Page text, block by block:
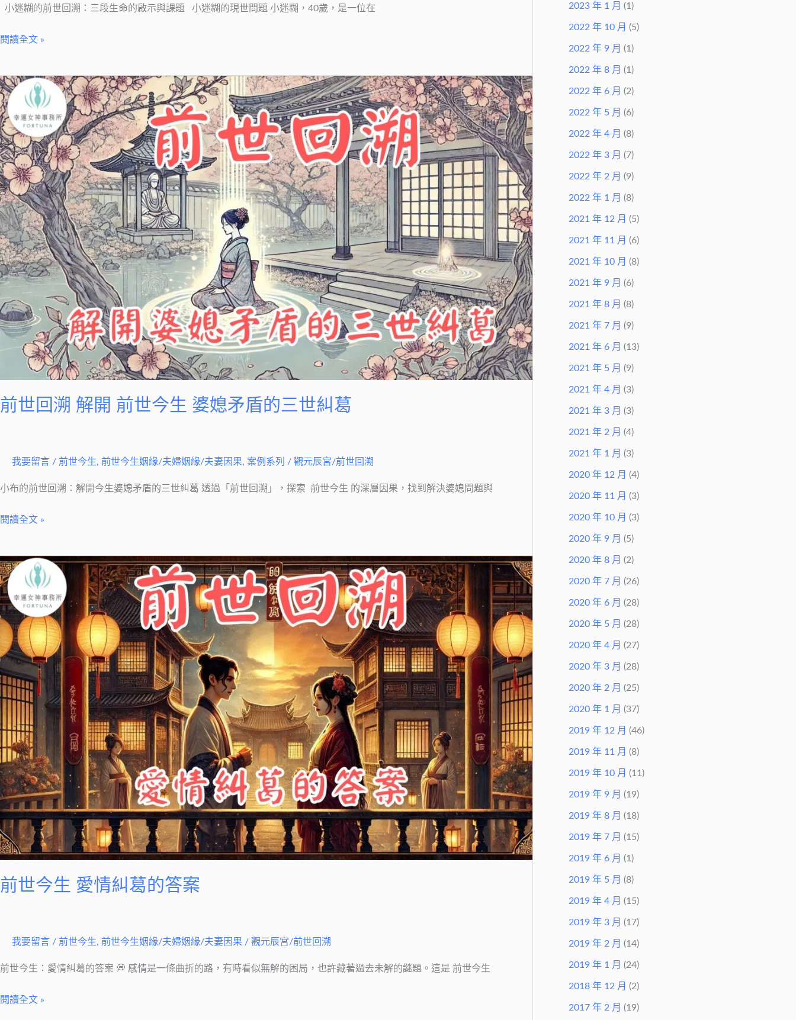
小迷糊的前世回溯：三段生命的啟示與課題 小迷糊的現世問題 小迷糊，40歲，是一位在
閱讀全文 »
前世回溯 解開 前世今生 婆媳矛盾的三世糾葛
我要留言 / 前世今生, 前世今生姻緣/夫婦姻緣/夫妻因果, 案例系列 / 觀元辰宮/前世回溯
小布的前世回溯：解開今生婆媳矛盾的三世糾葛 透過「前世回溯」，探索 前世今生 的深層因果，找到解決婆媳問題與
前
世
回
溯
解
開
前
世
今
生
婆
媳
盾
的
閱讀全文 »
前世今生 愛情糾葛的答案
我要留言 / 前世今生, 前世今生姻緣/夫婦姻緣/夫妻因果 / 觀元辰宮/前世回溯
前世今生：愛情糾葛的答案 💭 感情是一條曲折的路，有時看似無解的困局，也許藏著過去未解的謎題。這是 前世今生
前
世
今
生
情
糾
葛
的
案
閱讀全文 »
2023 年 1 月 (1)
2022 年 10 月 (5)
2022 年 9 月 (1)
2022 年 8 月 (1)
2022 年 6 月 (2)
2022 年 5 月 (6)
2022 年 4 月 (8)
2022 年 3 月 (7)
2022 年 2 月 (9)
2022 年 1 月 (8)
2021 年 12 月 (5)
2021 年 11 月 (6)
2021 年 10 月 (8)
2021 年 9 月 (6)
2021 年 8 月 (8)
2021 年 7 月 (9)
2021 年 6 月 (13)
2021 年 5 月 (9)
2021 年 4 月 (3)
2021 年 3 月 (3)
2021 年 2 月 (4)
2021 年 1 月 (3)
2020 年 12 月 (4)
2020 年 11 月 (3)
2020 年 10 月 (3)
2020 年 9 月 (5)
2020 年 8 月 (2)
2020 年 7 月 (26)
2020 年 6 月 (28)
2020 年 5 月 (28)
2020 年 4 月 (27)
2020 年 3 月 (28)
2020 年 2 月 (25)
2020 年 1 月 (37)
2019 年 12 月 (46)
2019 年 11 月 (8)
2019 年 10 月 (11)
2019 年 9 月 (19)
2019 年 8 月 (18)
2019 年 7 月 (15)
2019 年 6 月 (1)
2019 年 5 月 (8)
2019 年 4 月 (15)
2019 年 3 月 (17)
2019 年 2 月 (14)
2019 年 1 月 (24)
2018 年 12 月 (2)
2017 年 2 月 (19)